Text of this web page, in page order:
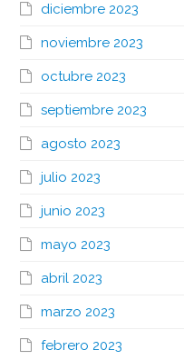
diciembre 2023
noviembre 2023
octubre 2023
septiembre 2023
agosto 2023
julio 2023
junio 2023
mayo 2023
abril 2023
marzo 2023
febrero 2023